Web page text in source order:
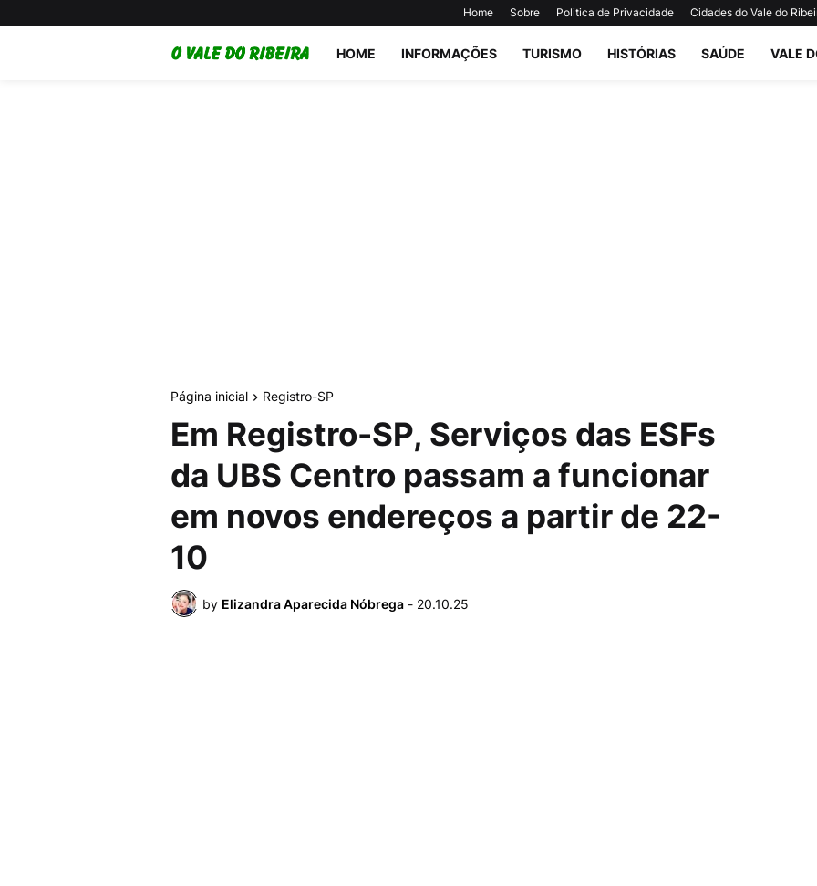
Home Sobre Politica de Privacidade Cidades do Vale do
HOME INFORMAÇÕES TURISMO HISTÓRIAS SAÚDE VALE
Página inicial Registro-SP
Em Registro-SP, Serviços das ESFs
da UBS Centro passam a funcionar
em novos endereços a partir de 22-
10
by Elizandra Aparecida Nóbrega - 20.10.25